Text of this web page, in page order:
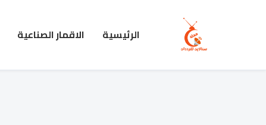
الرئيسية الاقمار الصناعية